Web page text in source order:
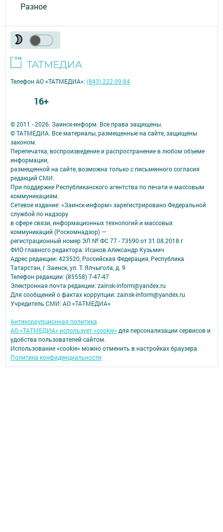
Разное
© 2011 - 2026. Заинск-информ. Все права защищены.
© ТАТМЕДИА. Все материалы, размещенные на сайте, защищены
законом.
Перепечатка, воспроизведение и распространение в любом объеме
информации,
размещенной на сайте, возможна только с письменного согласия
редакций СМИ.
При поддержке Республиканского агентства по печати и массовым
коммуникациям.
Сетевое издание: «Заинск-информ» зарегистрировано Федеральной
службой по надзору
в сфере связи, информационных технологий и массовых
коммуникаций (Роскомнадзор) —
регистрационный номер ЭЛ № ФС 77 - 73590 от 31.08.2018 г
ФИО главного редактора: Исаков Александр Кузьмич
Адрес редакции: 423520, Российская Федерация, Республика
Татарстан, г Заинск, ул. Т. Ялчыгола, д. 9
Телефон редакции: (85558) 7-47-47
Электронная почта редакции: zainsk-inform@yandex.ru
Для сообщений о фактах коррупции: zainsk-inform@yandex.ru
Учредитель СМИ: АО «ТАТМЕДИА»
Антикоррупционная политика
АО «ТАТМЕДИА» использует «cookie» для персонализации сервисов и
удобства пользователей сайтом.
Использование «cookie» можно отменить в настройках браузера.
Политика конфиденциальности
Телефон АО «ТАТМЕДИА»:(843) 222 09 84
16+